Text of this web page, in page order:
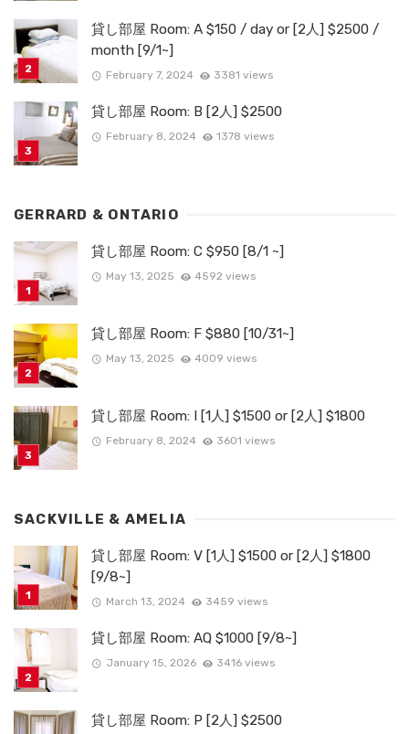
貸し部屋 Room: A $150 / day or [2人] $2500 /
month [9/1~]
February 7, 2024 3381 views
貸し部屋 Room: B [2人] $2500
February 8, 2024 1378 views
GERRARD & ONTARIO
貸し部屋 Room: C $950 [8/1 ~]
May 13, 2025 4592 views
貸し部屋 Room: F $880 [10/31~]
May 13, 2025 4009 views
貸し部屋 Room: I [1人] $1500 or [2人] $1800
February 8, 2024 3601 views
SACKVILLE & AMELIA
貸し部屋 Room: V [1人] $1500 or [2人] $1800
[9/8~]
March 13, 2024 3459 views
貸し部屋 Room: AQ $1000 [9/8~]
January 15, 2026 3416 views
貸し部屋 Room: P [2人] $2500